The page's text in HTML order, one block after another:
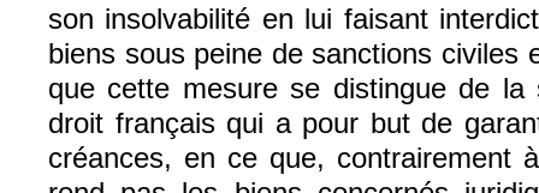
son insolvabilité en lui faisant
biens sous peine de sanctions civiles
que cette mesure se distingue de la
droit français qui a pour but de
créances, en ce que, contrairement